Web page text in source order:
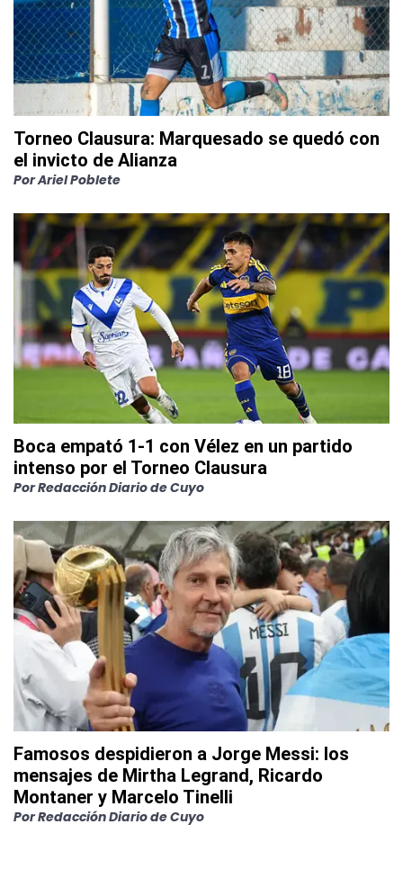
Torneo Clausura: Marquesado se quedó con
el invicto de Alianza
PorAriel Poblete
Boca empató 1-1 con Vélez en un partido
intenso por el Torneo Clausura
PorRedacción Diario de Cuyo
Famosos despidieron a Jorge Messi: los
mensajes de Mirtha Legrand, Ricardo
Montaner y Marcelo Tinelli
PorRedacción Diario de Cuyo